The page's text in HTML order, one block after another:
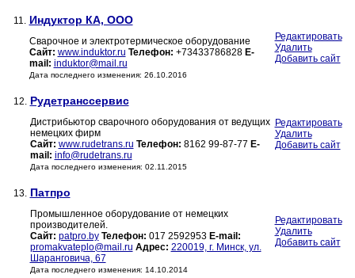
11. Индуктор КА, ООО
Сварочное и электротермическое оборудование
Сайт: www.induktor.ru Телефон: +73433786828 E-
mail: induktor@mail.ru
Дата последнего изменения: 26.10.2016
Редактировать
Удалить
Добавить сайт
12. Рудетранссервис
Дистрибьютор сварочного оборудования от ведущих
немецких фирм
Сайт: www.rudetrans.ru Телефон: 8162 99-87-77 E-
mail: info@rudetrans.ru
Дата последнего изменения: 02.11.2015
Редактировать
Удалить
Добавить сайт
13. Патпро
Промышленное оборудование от немецких
производителей.
Сайт: patpro.by Телефон: 017 2592953 E-mail:
promakvateplo@mail.ru Адрес: 220019, г. Минск, ул.
Шаранговича, 67
Дата последнего изменения: 14.10.2014
Редактировать
Удалить
Добавить сайт